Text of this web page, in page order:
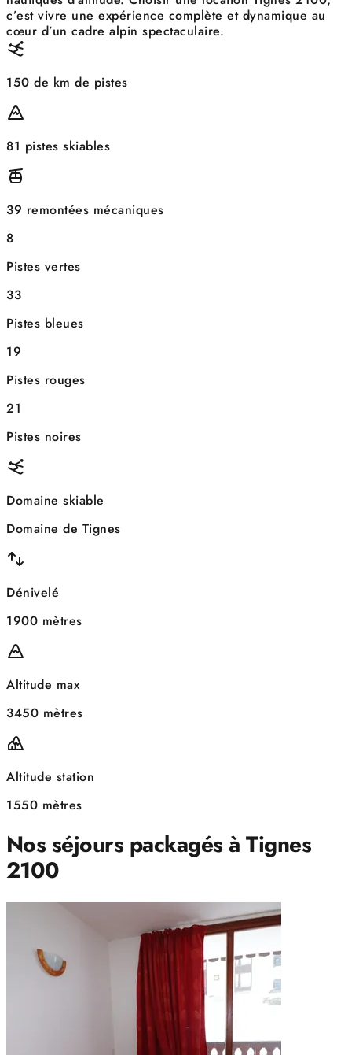
c’est vivre une expérience complète et dynamique au
cœur d’un cadre alpin spectaculaire.
150 de km de pistes
81 pistes skiables
39 remontées mécaniques
8
Pistes vertes
33
Pistes bleues
19
Pistes rouges
21
Pistes noires
Domaine skiable
Domaine de Tignes
Dénivelé
1900 mètres
Altitude max
3450 mètres
Altitude station
1550 mètres
Nos séjours packagés à Tignes
2100